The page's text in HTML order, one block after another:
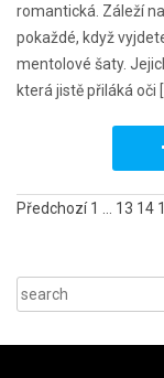
romantická. Záleží
pokaždé, když
mentolové šaty.
která jistě přiláká oči
Předchozí 1 13 14
Search
for: